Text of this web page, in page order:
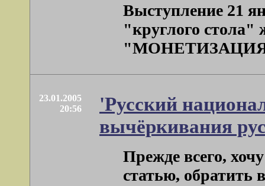
Выступление 21
"круглого стола"
"МОНЕТИЗАЦИЯ
23.01.2005
20:56
'Русский
вычёркивания
Прежде всего,
статью, обратить